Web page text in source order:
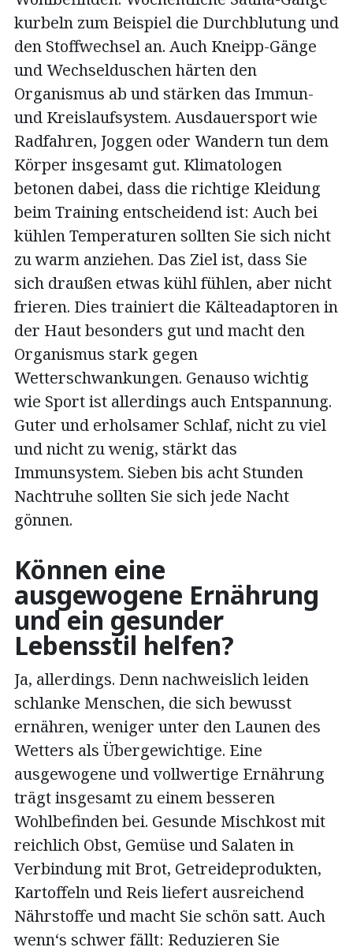
kurbeln zum Beispiel die Durchblutung und
den Stoffwechsel an. Auch Kneipp-Gänge
und Wechselduschen härten den
Organismus ab und stärken das Immun-
und Kreislaufsystem. Ausdauersport wie
Radfahren, Joggen oder Wandern tun dem
Körper insgesamt gut. Klimatologen
betonen dabei, dass die richtige Kleidung
beim Training entscheidend ist: Auch bei
kühlen Temperaturen sollten Sie sich nicht
zu warm anziehen. Das Ziel ist, dass Sie
sich draußen etwas kühl fühlen, aber nicht
frieren. Dies trainiert die Kälteadaptoren in
der Haut besonders gut und macht den
Organismus stark gegen
Wetterschwankungen. Genauso wichtig
wie Sport ist allerdings auch Entspannung.
Guter und erholsamer Schlaf, nicht zu viel
und nicht zu wenig, stärkt das
Immunsystem. Sieben bis acht Stunden
Nachtruhe sollten Sie sich jede Nacht
gönnen.
Können eine
ausgewogene Ernährung
und ein gesunder
Lebensstil helfen?
Ja, allerdings. Denn nachweislich leiden
schlanke Menschen, die sich bewusst
ernähren, weniger unter den Launen des
Wetters als Übergewichtige. Eine
ausgewogene und vollwertige Ernährung
trägt insgesamt zu einem besseren
Wohlbefinden bei. Gesunde Mischkost mit
reichlich Obst, Gemüse und Salaten in
Verbindung mit Brot, Getreideprodukten,
Kartoffeln und Reis liefert ausreichend
Nährstoffe und macht Sie schön satt. Auch
wenn‘s schwer fällt: Reduzieren Sie